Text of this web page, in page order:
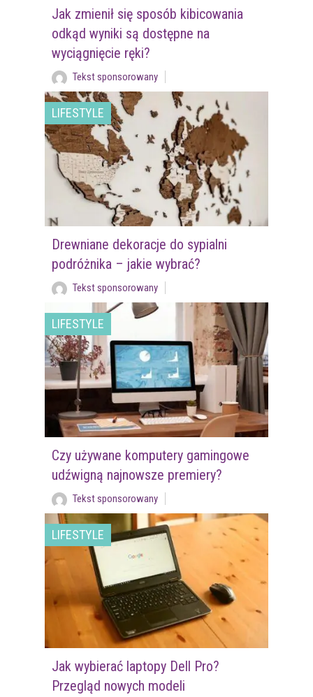
Jak zmienił się sposób kibicowania
odkąd wyniki są dostępne na
wyciągnięcie ręki?
Tekst sponsorowany
LIFESTYLE
Drewniane dekoracje do sypialni
podróżnika – jakie wybrać?
Tekst sponsorowany
LIFESTYLE
Czy używane komputery gamingowe
udźwigną najnowsze premiery?
Tekst sponsorowany
LIFESTYLE
Jak wybierać laptopy Dell Pro?
Przegląd nowych modeli